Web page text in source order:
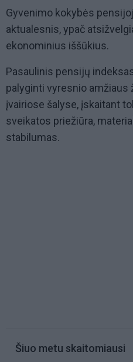
Gyvenimo kokybės
aktualesnis, ypač
ekonominius iššūkius.
Pasaulinis pensijų
palyginti vyresnio
įvairiose šalyse, įskaitant
sveikatos priežiūra,
stabilumas.
Šiuo metu skaitomiausi